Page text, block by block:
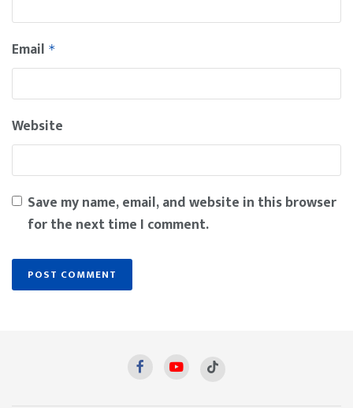
Email *
Website
Save my name, email, and website in this browser
for the next time I comment.